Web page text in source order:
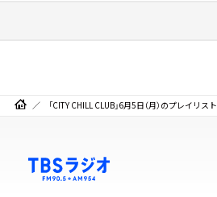
「CITY CHILL CLUB」6月5日（月）のプレイリスト